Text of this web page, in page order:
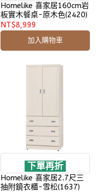
Homelike 喜家居160cm岩
板實木餐桌-原木色(2420)
NT$8,999
加入購物車
下單再折
Homelike 喜家居2.7尺三
抽附鏡衣櫃-雪松(1637)